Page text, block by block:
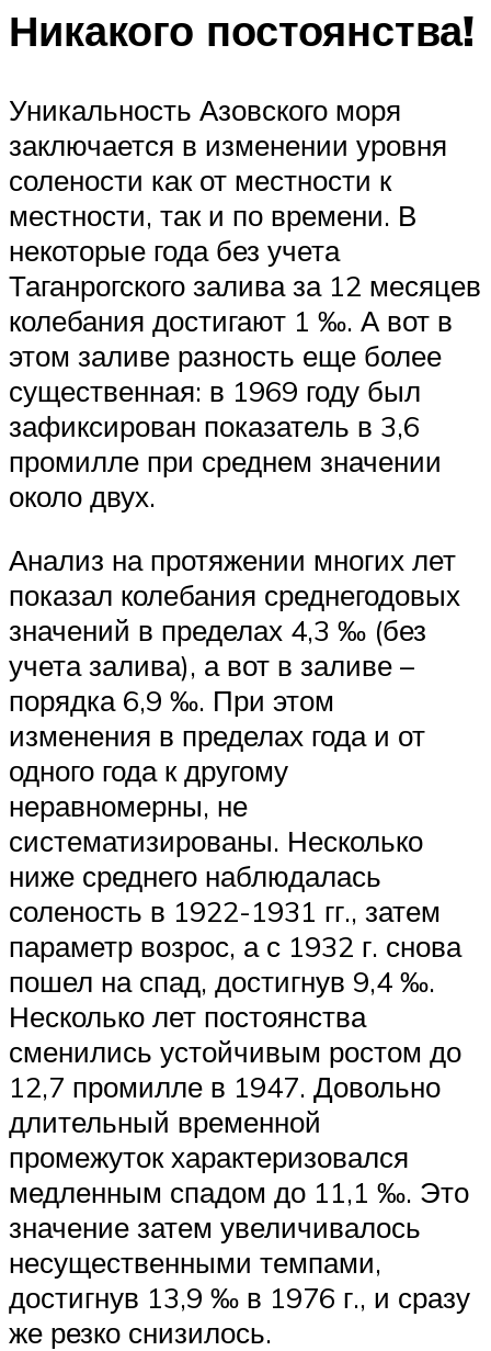
Никакого постоянства!
Уникальность Азовского моря
заключается в изменении уровня
солености как от местности к
местности, так и по времени. В
некоторые года без учета
Таганрогского залива за 12 месяцев
колебания достигают 1 ‰. А вот в
этом заливе разность еще более
существенная: в 1969 году был
зафиксирован показатель в 3,6
промилле при среднем значении
около двух.
Анализ на протяжении многих лет
показал колебания среднегодовых
значений в пределах 4,3 ‰ (без
учета залива), а вот в заливе –
порядка 6,9 ‰. При этом
изменения в пределах года и от
одного года к другому
неравномерны, не
систематизированы. Несколько
ниже среднего наблюдалась
соленость в 1922-1931 гг., затем
параметр возрос, а с 1932 г. снова
пошел на спад, достигнув 9,4 ‰.
Несколько лет постоянства
сменились устойчивым ростом до
12,7 промилле в 1947. Довольно
длительный временной
промежуток характеризовался
медленным спадом до 11,1 ‰. Это
значение затем увеличивалось
несущественными темпами,
достигнув 13,9 ‰ в 1976 г., и сразу
же резко снизилось.